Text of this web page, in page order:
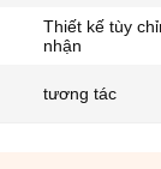
Thiết kế tùy
nhận
tương tác